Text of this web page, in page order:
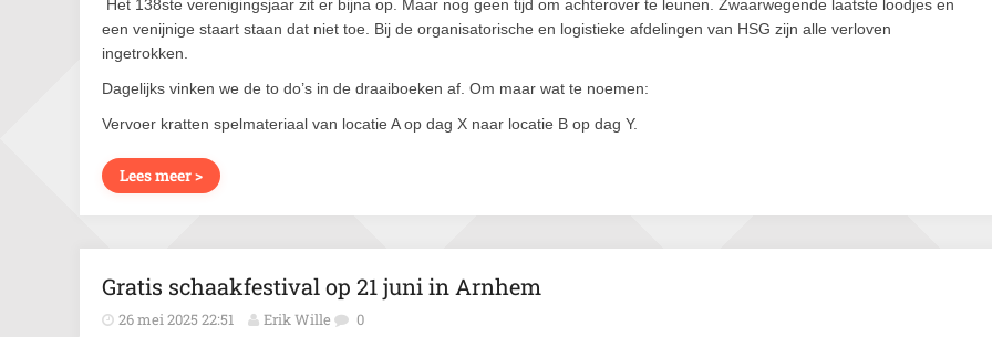
Het 138ste verenigingsjaar zit er bijna op. Maar nog geen tijd om achterover te leunen. Zwaarwegende laatste loodjes en
een venijnige staart staan dat niet toe. Bij de organisatorische en logistieke afdelingen van HSG zijn alle verloven
ingetrokken.
Dagelijks vinken we de to do’s in de draaiboeken af. Om maar wat te noemen:
Vervoer kratten spelmateriaal van locatie A op dag X naar locatie B op dag Y.
Lees meer >
Gratis schaakfestival op 21 juni in Arnhem
26 mei 2025 22:51 Erik Wille 0